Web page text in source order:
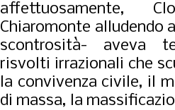
affettuosamente,
Chiaromonte alludendo
scontrosità- aveva
risvolti irrazionali che
la convivenza civile, il
di massa, la